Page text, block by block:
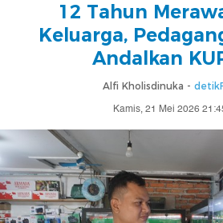
12 Tahun
Keluarga,
Andalkan
Alfi Kholisdinuka -
Kamis, 21 Mei 2026